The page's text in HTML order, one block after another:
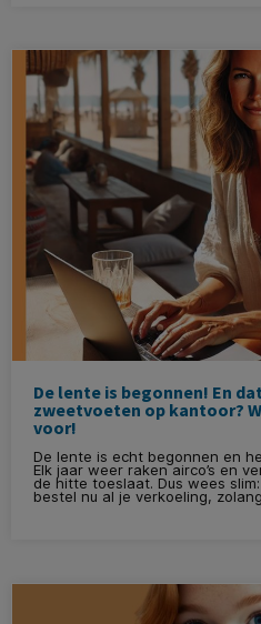
De lente is begonnen! En
zweetvoeten op kantoor?
voor!
De lente is echt begonnen en
Elk jaar weer raken airco’s en
de hitte toeslaat. Dus wees
bestel nu al je verkoeling,